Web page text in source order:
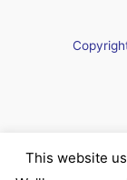
This website